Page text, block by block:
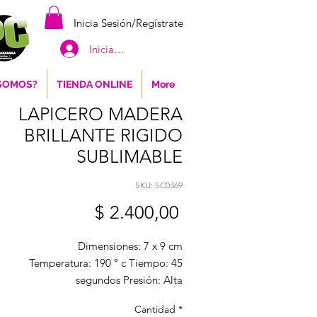
Inicia Sesión/Regístrate
Iniciar sesión
TIENDA ONLINE More
LAPICERO MADERA
BRILLANTE RIGIDO
SUBLIMABLE
SKU: SC0369
$ 2.400,00
Dimensiones: 7 x 9 cm
Temperatura: 190 º c Tiempo: 45
segundos Presión: Alta
Cantidad *